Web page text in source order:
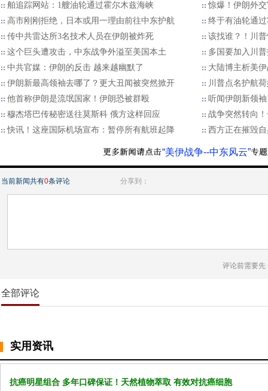
舶追踪网站：1艘油轮通过霍尔木兹海峡
惊爆！伊朗外
高市刚刚拒绝，日本或用一理由前往中东护航
终于有油轮通
传中共雷达所3名技术人员在伊朗被炸死
该找谁？！川
这个巨头遭攻击，中东战争外溢至美国本土
多国要加入川
中共官媒：伊朗的反击 越来越幽默了
大陆博主析美
伊朗新最高领袖去哪了？更大丑闻被突然掀开
川普点名护航
他首称伊朗是流氓国家！伊朗恐被群殴
听闻伊朗新领
穆杰塔巴传秘密送往莫斯科 俄方这样回应
战争突然转向
快讯！这座国际机场宣布：暂停所有航班起降
西方正在摧毁
“美伊战争--中东风云”
当前新闻共有0条评论 分享到：
评论前需要先
全部评论
实用资讯
抗癌明星组合 多年口碑保证！天然植物萃取 有效对抗癌细胞